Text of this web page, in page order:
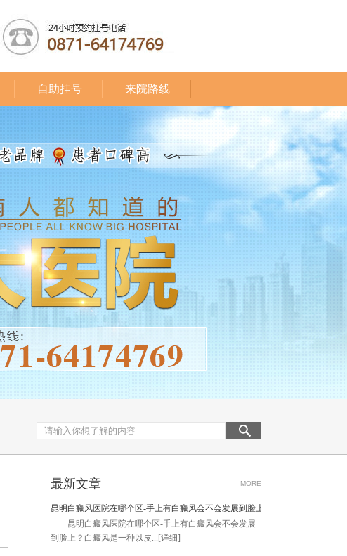
自助挂号 来院路线
最新文章 MORE
昆明白癜风医院在哪个区-手上有白癜风会不会发展到脸上
昆明白癜风医院在哪个区-手上有白癜风会不会发展
到脸上？白癜风是一种以皮... [详细]